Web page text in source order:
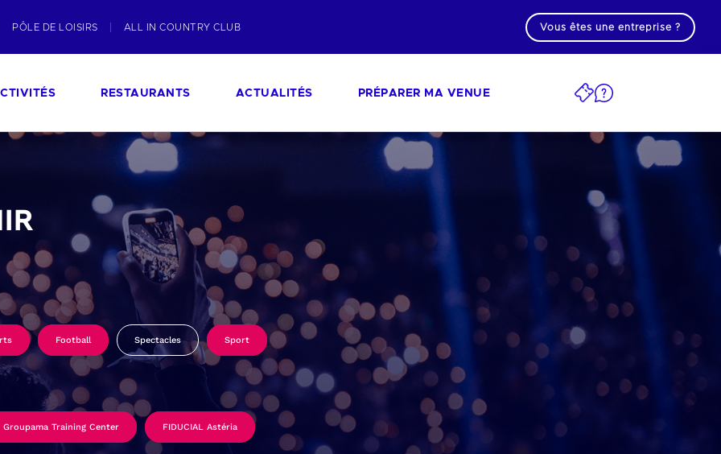
PÔLE DE LOISIRS ALL IN COUNTRY CLUB Vous êtes une entreprise ?
RESTAURANTS ACTUALITÉS PRÉPARER MA VENUE
Football Spectacles Sport
Groupama Training Center FIDUCIAL Astéria